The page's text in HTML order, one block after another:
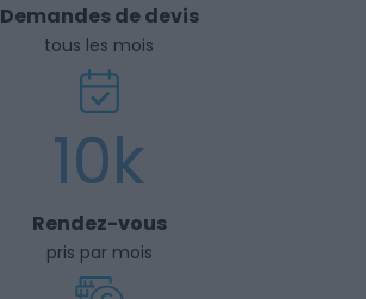
Demandes de devis
tous les mois
10k
Rendez-vous
pris par mois